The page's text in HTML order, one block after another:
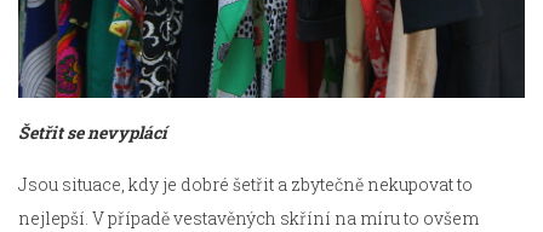
Šetřit se nevyplácí
Jsou situace, kdy je dobré šetřit a zbytečně nekupovat to
nejlepší. V případě vestavěných skříní na míru to ovšem